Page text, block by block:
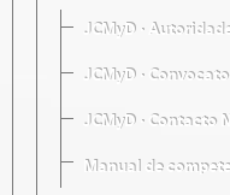
JCMyD ·
JCMyD ·
JCMyD · Contacto
Manual de